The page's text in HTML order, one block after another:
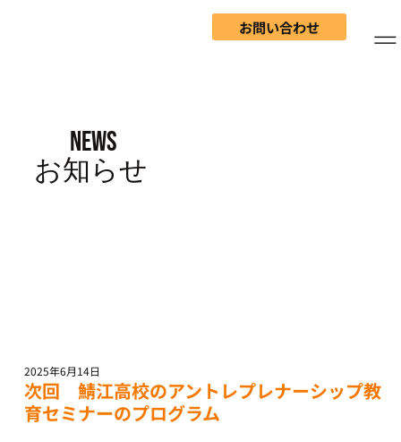
お問い合わせ
NEWS
​お知らせ
次回 鯖江高校のアントレプレナーシップ教
育セミナーのプログラム
2025年6月14日